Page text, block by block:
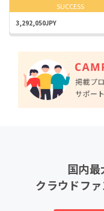
SUCCESS
3,292,050JPY
国内
クラウドフ